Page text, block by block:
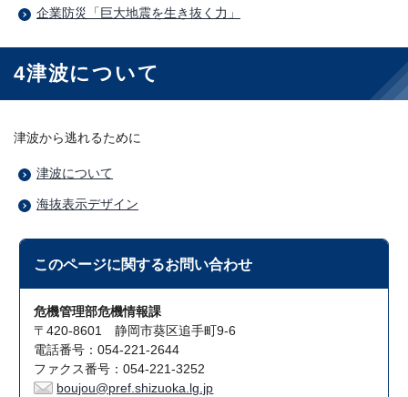
企業防災「巨大地震を生き抜く力」
4津波について
津波から逃れるために
津波について
海抜表示デザイン
このページに関するお問い合わせ
危機管理部危機情報課
〒420-8601 静岡市葵区追手町9-6
電話番号：054-221-2644
ファクス番号：054-221-3252
boujou@pref.shizuoka.lg.jp